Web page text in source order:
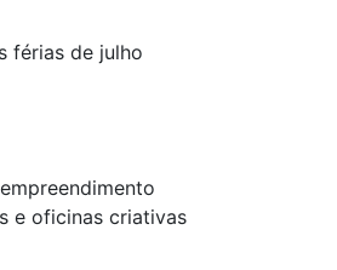
férias de julho
e oficinas criativas